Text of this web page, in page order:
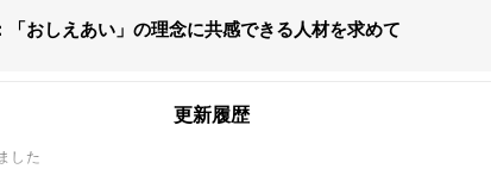
「おしえあい」の理念に共感できる人材を求めて
更新履歴
した